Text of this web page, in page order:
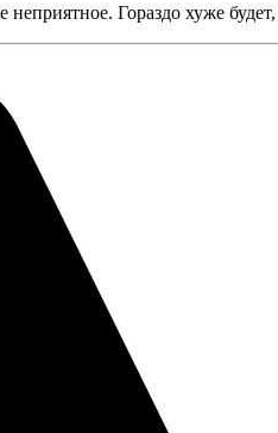
неприятное. Гораздо хуже